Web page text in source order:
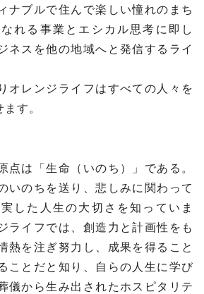
ナブルで住んで楽しい憧れのまち
れる事業とエシカル思考に即し
ネスを他の地域へと発信するライ
オレンジライフはすべての人々を
す。
点は「生命（いのち）」である。
いのちを送り、悲しみに関わって
した人生の大切さを知っていま
ライフでは、創造力と計画性をも
熱を注ぎ努力し、成果を得ること
ことだと知り、自らの人生に学び
儀から生み出されたホスピタリテ